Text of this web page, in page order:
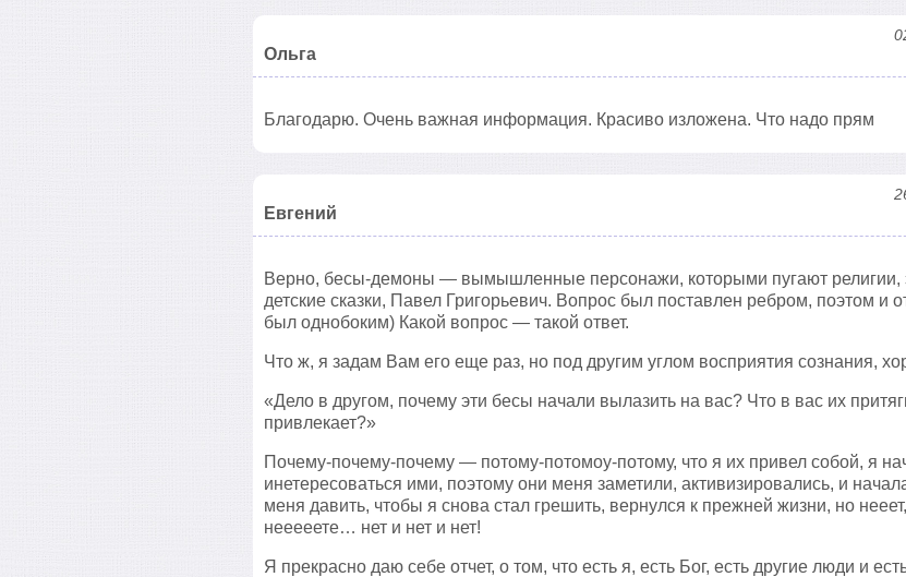
Ольга
Благодарю. Очень важная информация. Красиво изложена. Что надо прям
Евгений
Верно, бесы-демоны — вымышленные персонажи, которыми пугают религии,
детские сказки, Павел Григорьевич. Вопрос был поставлен ребром, поэтом и
был однобоким) Какой вопрос — такой ответ.
Что ж, я задам Вам его еще раз, но под другим углом восприятия сознания,
«Дело в другом, почему эти бесы начали вылазить на вас? Что в вас их
привлекает?»
Почему-почему-почему — потому-потомоу-потому, что я их привел собой, я
инетересоваться ими, поэтому они меня заметили, активизировались, и
меня давить, чтобы я снова стал грешить, вернулся к прежней жизни, но
нееееете… нет и нет и нет!
Я прекрасно даю себе отчет, о том, что есть я, есть Бог, есть другие люди и